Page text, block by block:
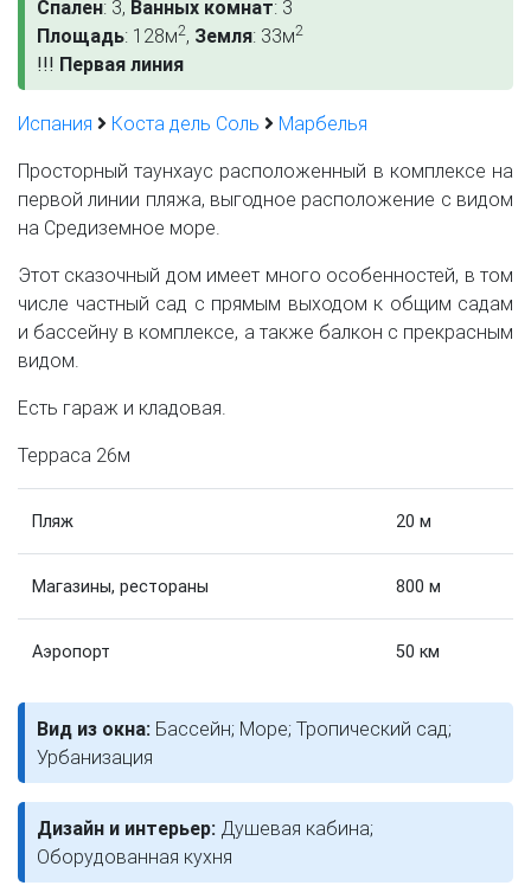
Спален: 3, Ванных комнат: 3
Площадь: 128м2, Земля: 33м2
!!! Первая линия
Испания Коста дель Соль
Марбелья
Просторный таунхаус расположенный в комплексе на
первой линии пляжа, выгодное расположение с видом
на Средиземное море.
Этот сказочный дом имеет много особенностей, в том
числе частный сад с прямым выходом к общим садам
и бассейну в комплексе, а также балкон с прекрасным
видом.
Есть гараж и кладовая.
Терраса 26м
Пляж 20 м
Магазины, рестораны 800 м
Аэропорт 50 км
Вид из окна: Бассейн; Море; Тропический сад;
Урбанизация
Дизайн и интерьер: Душевая кабина;
Оборудованная кухня